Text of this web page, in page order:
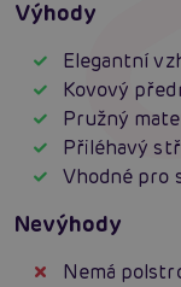
Výhody
Elegantní
Kovový
Pružný
Přiléhavý
Vhodné pro
Nevýhody
Nemá